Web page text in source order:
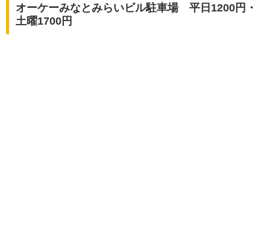
オーケーみなとみらいビル駐車場 平日1200円・
土曜1700円